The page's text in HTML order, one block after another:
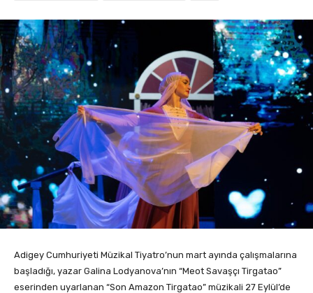
Adigey Cumhuriyeti Müzikal Tiyatro’nun mart ayında çalışmalarına
başladığı, yazar Galina Lodyanova’nın “Meot Savaşçı Tirgatao”
eserinden uyarlanan “Son Amazon Tirgatao” müzikali 27 Eylül’de